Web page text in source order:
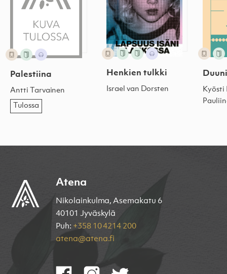
Palestiina
Antti Tarvainen
Tulossa
Henkien tulkki
Israel van Dorsten
Kyösti
Atena
Nikolainkulma, Asemakatu 6
40101 Jyväskylä
Puh: +358 10 4214 200
atena@atena.fi